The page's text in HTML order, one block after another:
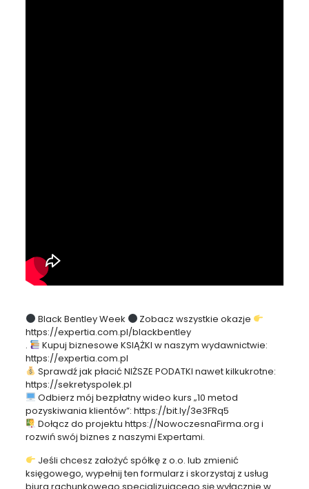
Black Bentley Week
Zobacz wszystkie okazje
https://expertia.com.pl/blackbentley
.
Kupuj biznesowe KSIĄŻKI w naszym wydawnictwie:
https://expertia.com.pl
Sprawdź jak płacić NIŻSZE PODATKI nawet kilkukrotne:
https://sekretyspolek.pl
Odbierz mój bezpłatny wideo kurs „10 metod
pozyskiwania klientów”: https://bit.ly/3e3FRq5
Dołącz do projektu https://NowoczesnaFirma.org i
rozwiń swój biznes z naszymi Expertami.
Jeśli chcesz założyć spółkę z o.o. lub zmienić
księgowego, wypełnij ten formularz i skorzystaj z usług